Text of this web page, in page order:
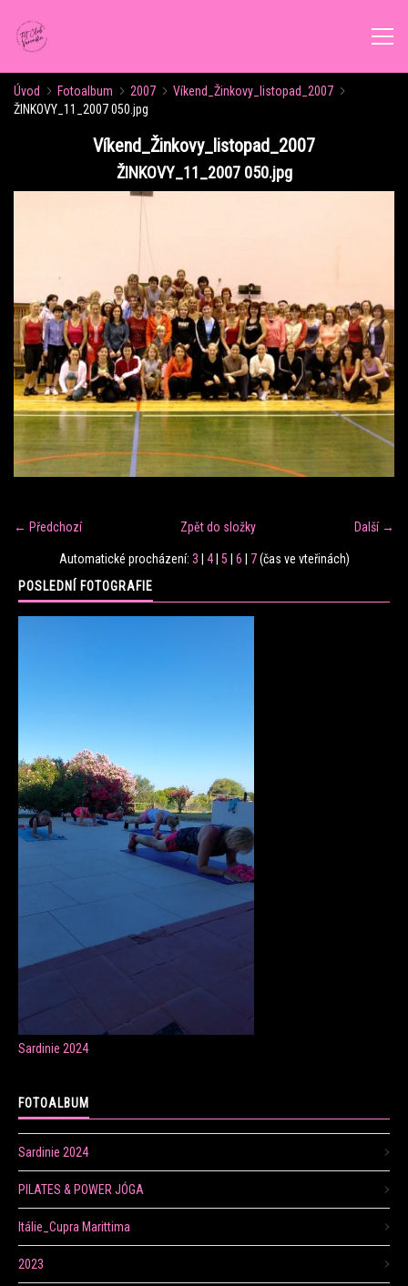
ÚVOD
KALENDÁŘ AKCÍ
FORMY CVIČENÍ
VÝŽIVOVÉ PORADENSTVÍ
FITNESS TRÉNINK
FIT CLUB VERONIKA
CENÍK
ONLINE LEKCE CVIČENÍ
Úvod Fotoalbum 2007
Víkend_Žinkovy_listopad_2007
ŽINKOVY_11_2007 050.jpg
Víkend_Žinkovy_listopad_2007
ŽINKOVY_11_2007 050.jpg
← Předchozí Další →
Zpět do složky
Automatické procházení: 3 | 4| 5 | 6 | 7(čas ve vteřinách)
POSLEDNÍ FOTOGRAFIE
Sardinie 2024
FOTOALBUM
Sardinie 2024
PILATES & POWER JÓGA
Itálie_Cupra Marittima
2023